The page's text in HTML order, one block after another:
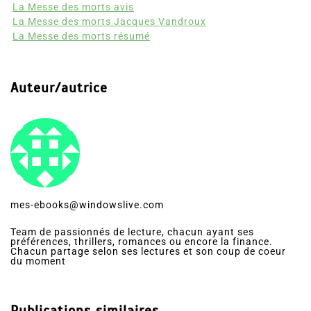
La Messe des morts avis
La Messe des morts Jacques Vandroux
La Messe des morts résumé
Auteur/autrice
mes-ebooks@windowslive.com
Team de passionnés de lecture, chacun ayant ses
préférences, thrillers, romances ou encore la finance.
Chacun partage selon ses lectures et son coup de coeur
du moment